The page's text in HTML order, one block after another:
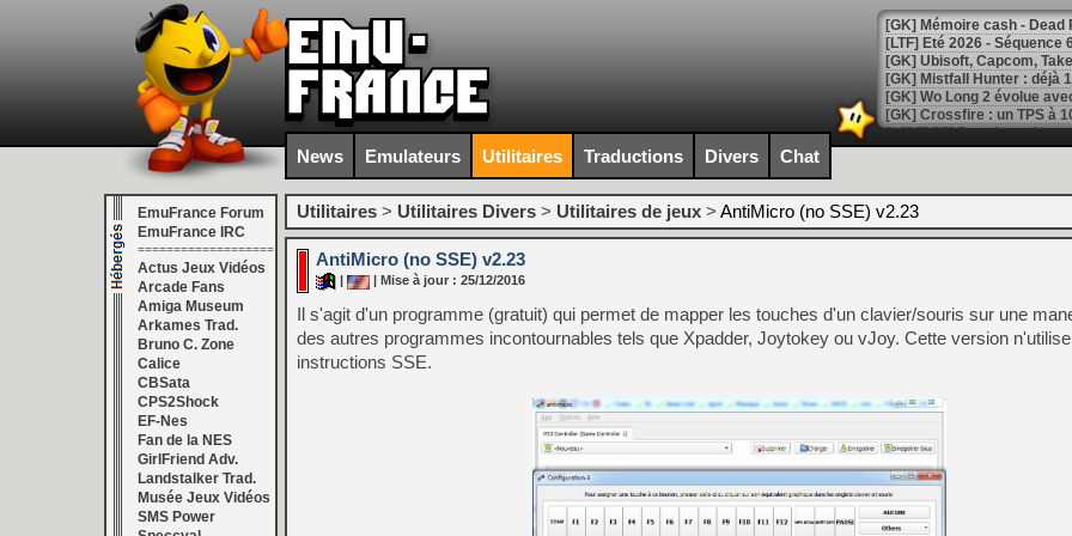
[LTF] Eté 2026 - Séquence
[GK] Mistfall Hunter : déjà
[GK] Wo Long 2 évolue
[GK] Crossfire : un TPS à
[LS] [PS5] Premiers
[Mo5] DOOM arrive en
[GK] Bethesda fête les 30
[GK] Roblox : l'action en
[GK] Agenda - GeForce
[LS] [PS5] ps5-y2jb-
[GK] Pourquoi Marvel
[GK] Test : Restory : Chill
[GK] GTA 6 : Rockstar
[GK] Hot Wheels Infinite
[GK] Mémoire cash -
News Emulateurs Utilitaires Traductions Divers Chat
EmuFrance Forum
EmuFrance IRC
===================
Actus Jeux Vidéos
Arcade Fans
Amiga Museum
Arkames Trad.
Bruno C. Zone
Calice
CBSata
CPS2Shock
EF-Nes
Fan de la NES
GirlFriend Adv.
Landstalker Trad.
Musée Jeux Vidéos
SMS Power
Utilitaires > Utilitaires Divers > Utilitaires de jeux > AntiMicro (no SSE) v2.23
AntiMicro (no SSE) v2.23
| Mise à jour : 25/12/2016
Il s'agit d'un programme (gratuit) qui permet de mapper les touches d'un clavier/souris sur une
des autres programmes incontournables tels que Xpadder, Joytokey ou vJoy. Cette version
instructions SSE.